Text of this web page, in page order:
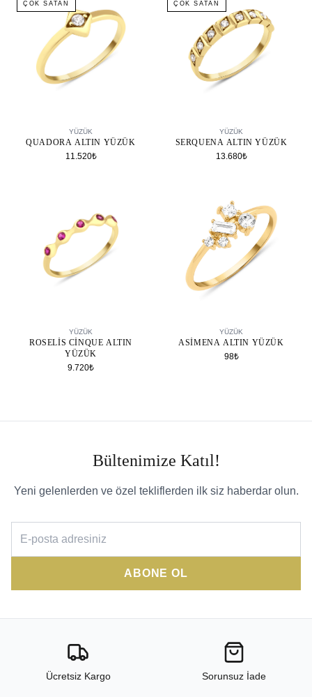
ÇOK SATAN
YÜZÜK
QUADORA ALTIN YÜZÜK
11.520₺
ÇOK SATAN
YÜZÜK
SERQUENA ALTIN YÜZÜK
13.680₺
YÜZÜK
ROSELIS CINQUE ALTIN
YÜZÜK
9.720₺
YÜZÜK
ASIMENA ALTIN YÜZÜK
98₺
Bültenimize Katıl!
Yeni gelenlerden ve özel tekliflerden ilk siz haberdar olun.
ABONE OL
Ücretsiz Kargo Sorunsuz İade